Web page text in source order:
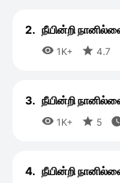
2. நீயின்றி
 1K+  4.7
3. நீயின்றி
 1K+  5
4. நீயின்றி